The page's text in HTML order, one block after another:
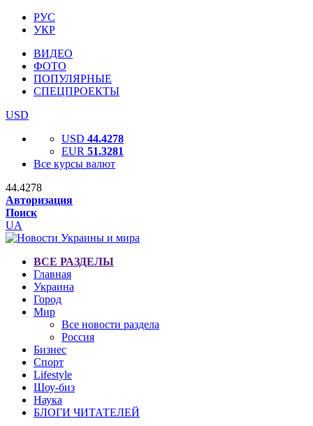
РУС
УКР
ВИДЕО
ФОТО
ПОПУЛЯРНЫЕ
СПЕЦПРОЕКТЫ
USD
USD 44.4278
EUR 51.3281
Все курсы валют
44.4278
Авторизация
Поиск
UA
ВСЕ РАЗДЕЛЫ
Главная
Украина
Город
Мир
Все новости раздела
Россия
Бизнес
Спорт
Lifestyle
Шоу-биз
Наука
БЛОГИ ЧИТАТЕЛЕЙ